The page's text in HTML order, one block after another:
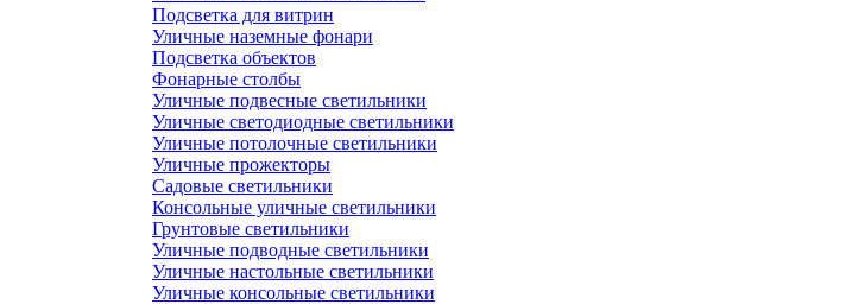
Подсветка для витрин
Уличные наземные фонари
Подсветка объектов
Фонарные столбы
Уличные подвесные светильники
Уличные светодиодные светильники
Уличные потолочные светильники
Уличные прожекторы
Садовые светильники
Консольные уличные светильники
Грунтовые светильники
Уличные подводные светильники
Уличные настольные светильники
Уличные консольные светильники